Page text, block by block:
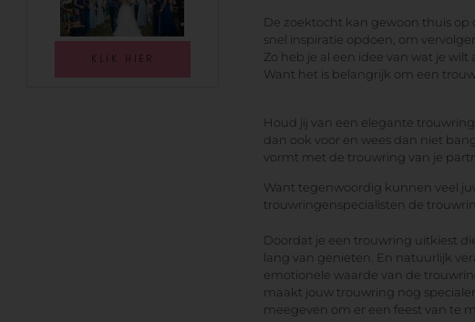
KLIK HIER
De zoektocht kan gewoon thuis op
snel inspiratie opdoen, om
Zo heb je al een idee van wat je
Want het is belangrijk om een
Houd jij van een elegante
dan ook voor en wees dan niet
vormt met de trouwring van je
Want tegenwoordig kunnen veel
trouwringenspecialisten de
Doordat je een trouwring uitkiest
lang van genieten. En natuurlijk
emotionele waarde van de
maakt jouw trouwring nog
meegeven om er een feest van te